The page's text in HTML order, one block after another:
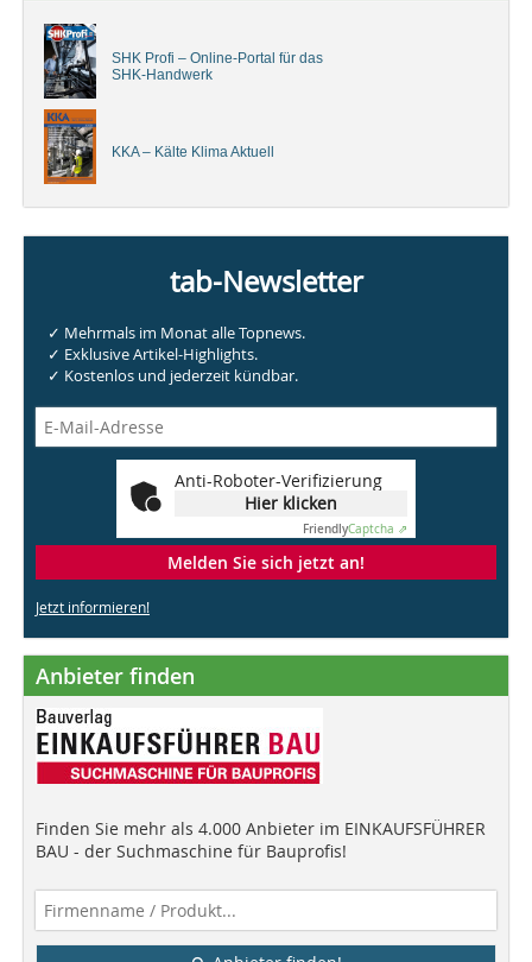
SHK Profi – Online-Portal für das
SHK-Handwerk
KKA – Kälte Klima Aktuell
tab-Newsletter
✓ Mehrmals im Monat alle Topnews.
✓ Exklusive Artikel-Highlights.
✓ Kostenlos und jederzeit kündbar.
Anti-Roboter-Verifizierung
Hier klicken
FriendlyCaptcha ⇗
Melden Sie sich jetzt an!
Jetzt informieren!
Anbieter finden
Finden Sie mehr als 4.000 Anbieter im EINKAUFSFÜHRER
BAU - der Suchmaschine für Bauprofis!